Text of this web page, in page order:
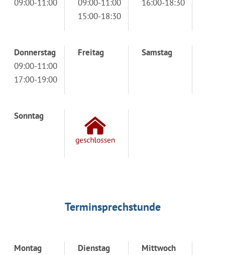
09:00-11:00
09:00-11:00
15:00-18:30
16:00-18:30
Donnerstag
09:00-11:00
17:00-19:00
Freitag Samstag
Sonntag
Terminsprechstunde
Montag
Dienstag
Mittwoch